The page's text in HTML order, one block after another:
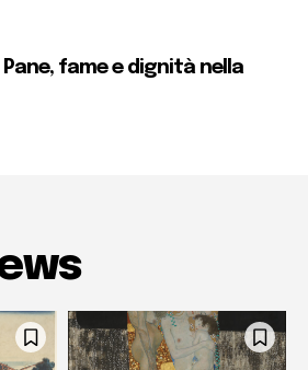
fame e dignità nella